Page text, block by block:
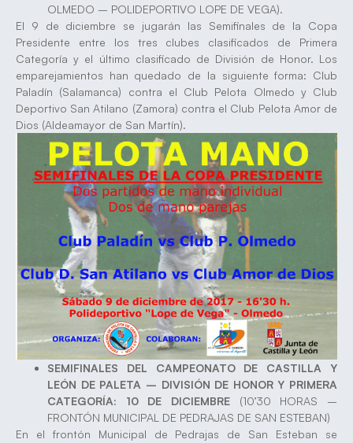
OLMEDO – POLIDEPORTIVO LOPE DE VEGA).
El 9 de diciembre se jugarán las Semifinales de la Copa
Presidente entre los tres clubes clasificados de Primera
Categoría y el último clasificado de División de Honor. Los
emparejamientos han quedado de la siguiente forma: Club
Paladín (Salamanca) contra el Club Pelota Olmedo y Club
Deportivo San Atilano (Zamora) contra el Club Pelota Amor de
Dios (Aldeamayor de San Martín).
SEMIFINALES DEL CAMPEONATO DE CASTILLA Y
LEÓN DE PALETA – DIVISIÓN DE HONOR Y PRIMERA
CATEGORÍA: 10 DE DICIEMBRE (10’30 HORAS –
FRONTÓN MUNICIPAL DE PEDRAJAS DE SAN ESTEBAN)
En el frontón Municipal de Pedrajas de San Esteban se